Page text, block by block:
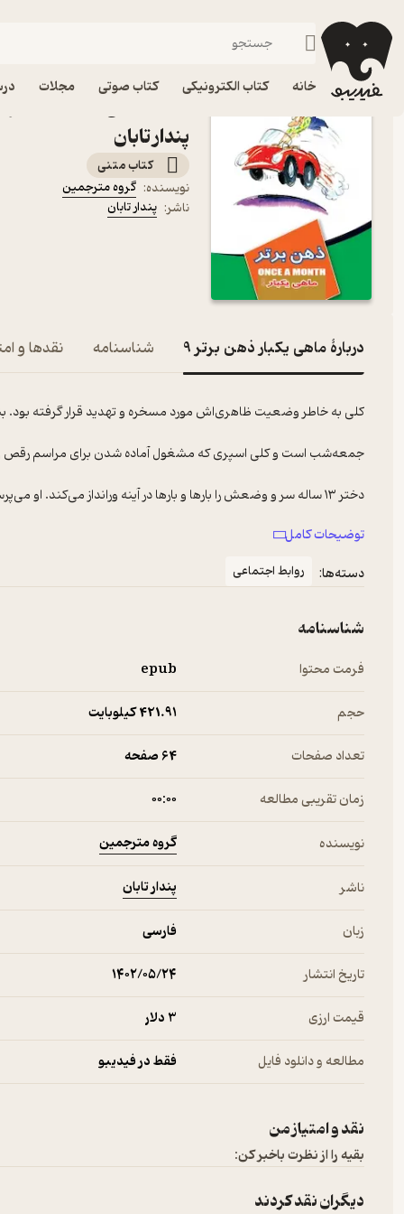
خانه کتاب الکترونیکی کتاب صوتی مجلات
فیدیبو کتاب الکترونیکی
پندار تابان
کتاب متنی
نویسنده: گروه مترجمین
ناشر: پندار تابان
دربارۀ ماهی یکبار ذهن برتر 9 شناسنامه نقدها و
او مُصر است که: «پشت موهایم مسخره به نظر می‌رسد» و دستگاه فر
کلی نسبت به دخترهای همسن و سالش دلایل بیشتری برای نگرانی
چشم راست در حدقه فرو می‌رود. یک طرف بینی جمع می‌شود و
همکلاسی‌های کلاس هشتمش است، می‌گوید: «نمی‌دانم وقتی بزرگ‌تر
مدرسه ابتدایی می‌گوید: «به محض این که دکتر گفت فرزندمان دختر
مینستر ایالت کلورادو که جی (که حالا ستوان دوم نیروی آتش‌نشانی
که تعطیلات آخر هفته دور بساط کباب‌پزی جمع می‌شدند و جی جوجه‌ها
بینی‌اش کمی کوچک‌تر از سوراخ چپ بود. تشخیص یک دکتر بیماری
توضیحات کامل
دسته‌ها:
روابط اجتماعی
شناسنامه
فرمت محتوا epub
حجم 421.۹۱ کیلوبایت
تعداد صفحات 64 صفحه
زمان تقریبی مطالعه ۰۰:۰۰
نویسنده گروه مترجمین
ناشر پندار تابان
زبان فارسی
تاریخ انتشار ۱۴۰۲/۰۵/۲۴
قیمت ارزی 3 دلار
مطالعه و دانلود فایل فقط در فیدیبو
نقد و امتیاز من
بقیه را از نظرت باخبر کن:
دیگران نقد کردند